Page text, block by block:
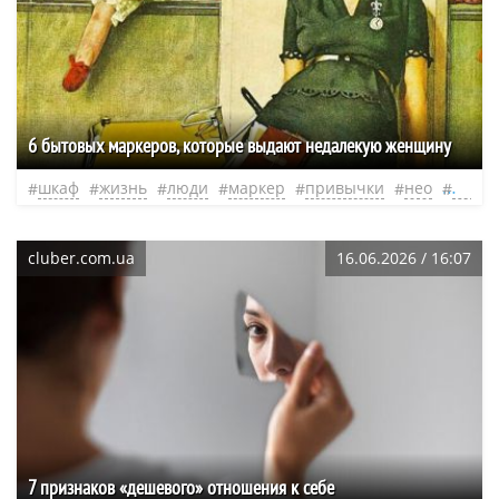
6 бытовых маркеров, которые выдают недалекую женщину
шкаф жизнь люди маркер привычки нео эфир
cluber.com.ua 16.06.2026 / 16:07
7 признаков «дешевого» отношения к себе